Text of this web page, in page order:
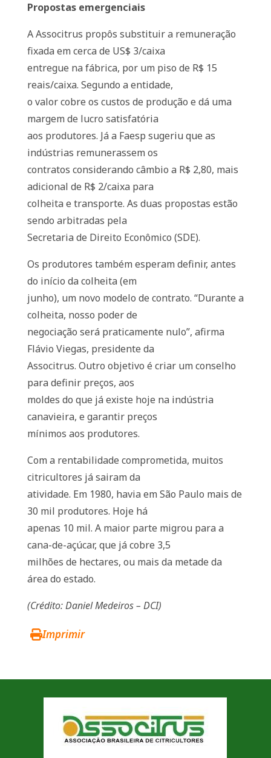
Propostas emergenciais
A Associtrus propôs substituir a remuneração
fixada em cerca de US$ 3/caixa
entregue na fábrica, por um piso de R$ 15
reais/caixa. Segundo a entidade,
o valor cobre os custos de produção e dá uma
margem de lucro satisfatória
aos produtores. Já a Faesp sugeriu que as
indústrias remunerassem os
contratos considerando câmbio a R$ 2,80, mais
adicional de R$ 2/caixa para
colheita e transporte. As duas propostas estão
sendo arbitradas pela
Secretaria de Direito Econômico (SDE).
Os produtores também esperam definir, antes
do início da colheita (em
junho), um novo modelo de contrato. “Durante a
colheita, nosso poder de
negociação será praticamente nulo”, afirma
Flávio Viegas, presidente da
Associtrus. Outro objetivo é criar um conselho
para definir preços, aos
moldes do que já existe hoje na indústria
canavieira, e garantir preços
mínimos aos produtores.
Com a rentabilidade comprometida, muitos
citricultores já sairam da
atividade. Em 1980, havia em São Paulo mais de
30 mil produtores. Hoje há
apenas 10 mil. A maior parte migrou para a
cana-de-açúcar, que já cobre 3,5
milhões de hectares, ou mais da metade da
área do estado.
(Crédito: Daniel Medeiros – DCI)
Imprimir